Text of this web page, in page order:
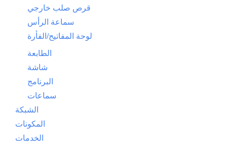
قرص صلب خارجي
سماعة الرأس
لوحة المفاتيح/الفأرة
الطابعة
شاشة
البرنامج
سماعات
الشبكة
المكونات
الخدمات